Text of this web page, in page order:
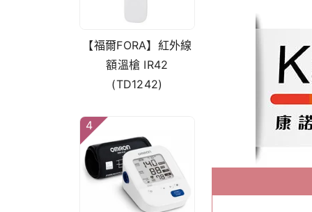
【福爾FORA】紅外線
額溫槍 IR42
(TD1242)
4